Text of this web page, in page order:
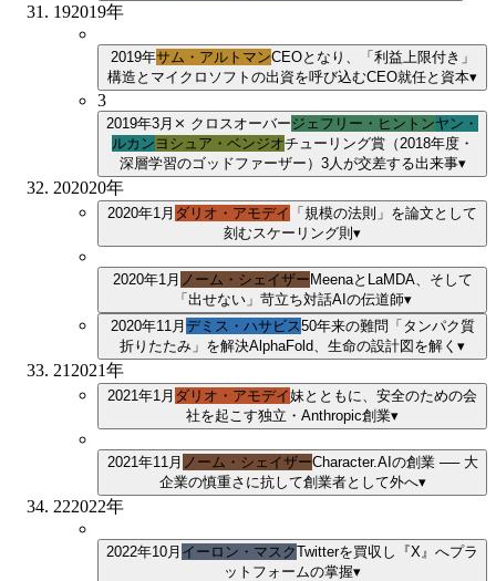
192019年
2019年サム・アルトマンCEOとなり、「利益上限付き」
構造とマイクロソフトの出資を呼び込むCEO就任と資本▾
3
2019年3月 ⨯ クロスオーバージェフリー・ヒントンヤン・
ルカン ヨシュア・ベンジオチューリング賞（2018年度・
深層学習のゴッドファーザー） 3人が交差する出来事▾
202020年
2020年1月 ダリオ・アモデイ 「規模の法則」を論文として
刻むスケーリング則 ▾
2020年1月 ノーム・シェイザー MeenaとLaMDA、そして
「出せない」苛立ち対話AIの伝道師▾
2020年11月 デミス・ハサビス50年来の難問「タンパク質
折りたたみ」を解決AlphaFold、生命の設計図を解く ▾
21 2021年
2021年1月 ダリオ・アモデイ妹とともに、安全のための会
社を起こす独立・Anthropic創業▾
2021年11月 ノーム・シェイザーCharacter.AIの創業 ── 大
企業の慎重さに抗して創業者として外へ▾
222022年
2022年10月 イーロン・マスクTwitterを買収し『X』へプラ
ットフォームの掌握▾